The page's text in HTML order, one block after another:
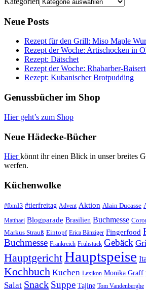
Neue Posts
Rezept für den Grill: Miso Maple
Rezept der Woche: Artischocken in
Rezept: Dätschet
Rezept der Woche: Rhabarber-
Rezept: Kubanischer Brotpudding
Genussbücher im Shop
Hier geht’s zum Shop
Neue Hädecke-Bücher
Hierkönnt ihr einen Blick in unser breites
werfen.
Küchenwolke
#fbm13 #tierfreitag Advent Aktion Alain Ducasse
Matthaei Blogparade Brasilien Buchmesse
Markus Strauß Eintopf Erica Bänziger Fingerfood
Buchmesse Frankreich Frühstück Gebäck
HauptgerichtHauptspeise
Kochbuch Kuchen Lexikon Monika Graff
Salat Snack Suppe Tajine Tom Vandenberghe